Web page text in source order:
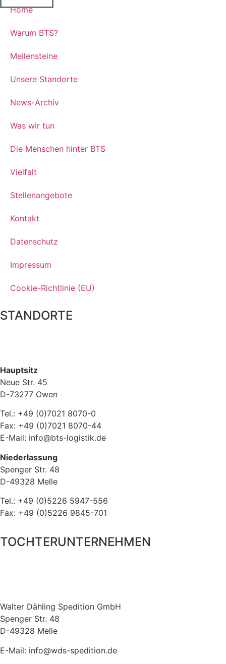
Home
Warum BTS?
Meilensteine
Unsere Standorte
News-Archiv
Was wir tun
Die Menschen hinter BTS
Vielfalt
Stellenangebote
Kontakt
Datenschutz
Impressum
Cookie-Richtlinie (EU)
STANDORTE
Hauptsitz
Neue Str. 45
D-73277 Owen
Tel.: +49 (0)7021 8070-0
Fax: +49 (0)7021 8070-44
E-Mail: info@bts-logistik.de
Niederlassung
Spenger Str. 48
D-49328 Melle
Tel.: +49 (0)5226 5947-556
Fax: +49 (0)5226 9845-701
TOCHTERUNTERNEHMEN
Walter Dähling Spedition GmbH
Spenger Str. 48
D-49328 Melle
E-Mail: info@wds-spedition.de